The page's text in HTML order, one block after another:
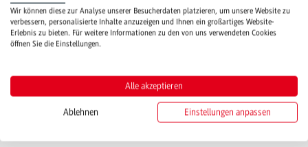
MS Motorservice
Neuenstadt
BWL-Nachhaltiges
Internationaler
Handel/Intern.
Wir können diese zur Analyse unserer Besucherdaten platzieren, um unsere Website zu
verbessern, personalisierte Inhalte anzuzeigen und Ihnen ein großartiges Website-
Erlebnis zu bieten. Für weitere Informationen zu den von uns verwendeten Cookies
öffnen Sie die Einstellungen.
Alle akzeptieren
Ablehnen Einstellungen anpassen